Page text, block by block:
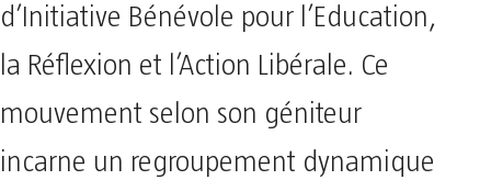
d’Initiative Bénévole pour l’Education,
la Réflexion et l’Action Libérale. Ce
mouvement selon son géniteur
incarne un regroupement dynamique